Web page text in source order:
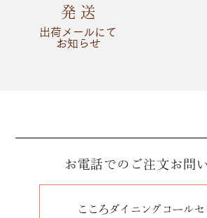
発 送
出荷メールにて
お知らせ
お電話でのご注文お問
こころダイニングコール